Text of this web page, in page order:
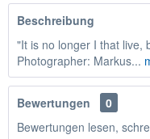
Beschreibung
"It is no longer I that live,
Photographer: Markus...
Bewertungen
0
Bewertungen lesen,